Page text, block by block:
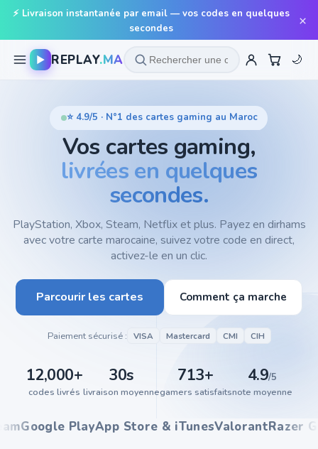
⚡ Livraison instantanée par email — vos codes en quelques
secondes
×
▶ REPLAY.MA 🌙
⭐ 4.9/5 · N°1 des cartes gaming au Maroc
Vos cartes gaming,
livrées en quelques
secondes.
PlayStation, Xbox, Steam, Netflix et plus. Payez en dirhams
avec votre carte marocaine, suivez votre code en direct,
activez-le en un clic.
Parcourir les cartes Comment ça marche
Paiement sécurisé : VISA Mastercard CMI CIH
12,000+
codes livrés
30s
livraison moyenne
713+
gamers satisfaits
4.9/5
note moyenne
Google PlayApp Store & iTunesValorantRazer Gold